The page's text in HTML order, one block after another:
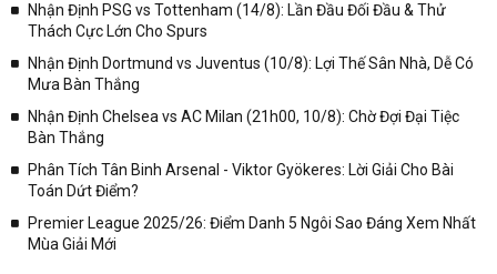
Nhận Định PSG vs Tottenham (14/8): Lần Đầu Đối Đầu & Thử
Thách Cực Lớn Cho Spurs
Nhận Định Dortmund vs Juventus (10/8): Lợi Thế Sân Nhà, Dễ Có
Mưa Bàn Thắng
Nhận Định Chelsea vs AC Milan (21h00, 10/8): Chờ Đợi Đại Tiệc
Bàn Thắng
Phân Tích Tân Binh Arsenal - Viktor Gyökeres: Lời Giải Cho Bài
Toán Dứt Điểm?
Premier League 2025/26: Điểm Danh 5 Ngôi Sao Đáng Xem Nhất
Mùa Giải Mới